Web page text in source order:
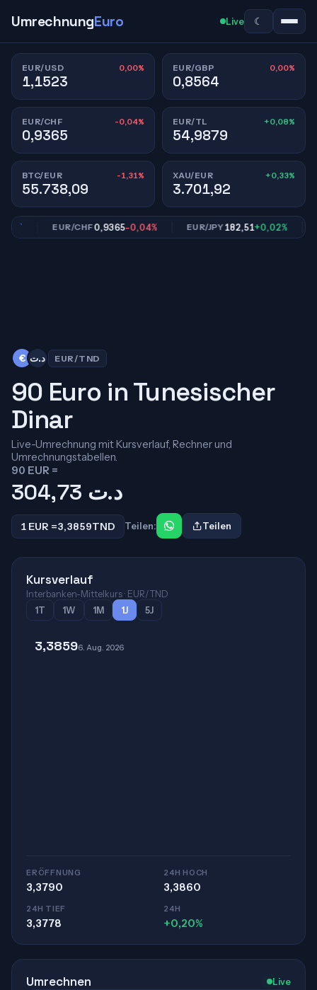
UmrechnungEuro Live ☾
EUR/USD 0,00%
1,1523
EUR/GBP 0,00%
0,8564
EUR/CHF -0,04%
0,9365
EUR/TL +0,08%
54,9879
BTC/EUR -1,31%
55.738,09
XAU/EUR +0,33%
3.701,92
EUR/CHF0,9365-0,04% EUR/JPY182,51+0,02%
€ د.ت EUR/TND
90 Euro in Tunesischer
Dinar
Live-Umrechnung mit Kursverlauf, Rechner und
Umrechnungstabellen.
90 EUR =
304,73 د.ت
1 EUR =3,3859TND Teilen: Teilen
Kursverlauf
Interbanken-Mittelkurs · EUR/TND
1T
1W 1M 1J 5J
3,38596. Aug. 2026
ERÖFFNUNG
3,3790
24H HOCH
3,3860
24H TIEF
3,3778
24H
+0,20%
Umrechnen Live